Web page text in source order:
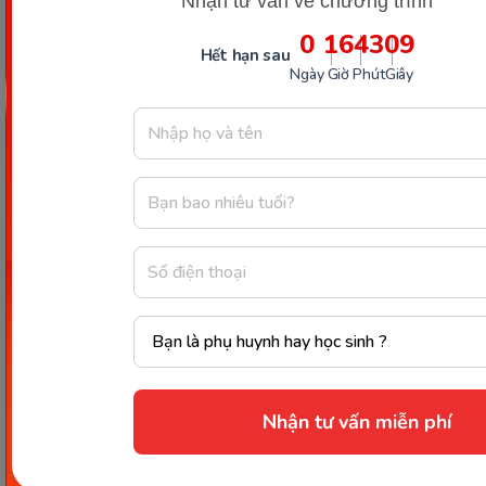
Hết hạn sau 0
Ngày
16
Giờ
43
Phút
08
Giây
Nhận tư vấn miễn phí
Thông tin trong bài viết được tổng hợp nhằm
không cần báo trước. Quý khách vui lòng
kiểm tra lại qua các kênh chính thức hoặc liên
hệ trực tiếp với đơn vị liên quan để nắm bắt
tình hình thực tế.